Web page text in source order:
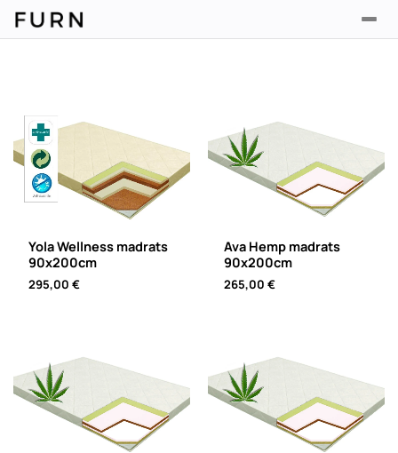
Yola Wellness madrats
90x200cm
295,00€
Ava Hemp madrats
90x200cm
265,00 €